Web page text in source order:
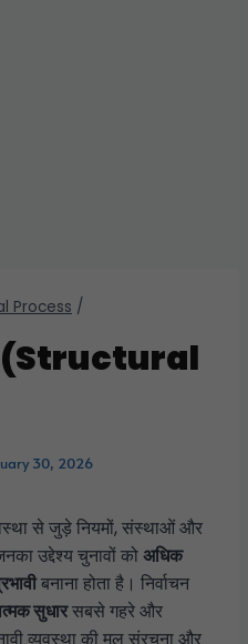
Process /
(Structural
30, 2026
से जुड़े नियमों, संस्थाओं और
उद्देश्य चुनावों कोअधिक
बनाना होता है। निर्वाचन
सुधारसबसे गहरे और
व्यवस्था की मूल संरचना और